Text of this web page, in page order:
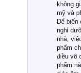
không
mỹ và
Để biến
nghỉ
nhà,
phẩm
điều vô
phẩm